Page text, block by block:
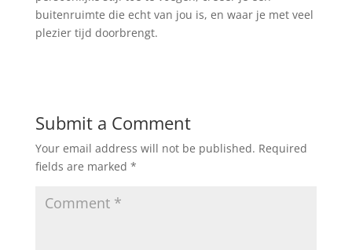
buitenruimte die echt van jou is, en waar je met veel
plezier tijd doorbrengt.
Submit a Comment
Your email address will not be published. Required
fields are marked *